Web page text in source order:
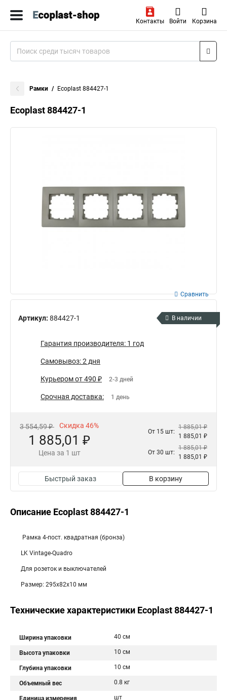
Контакты Войти Корзина
Рамки Ecoplast 884427-1
Ecoplast 884427-1
Артикул: 884427-1
Сравнить
В наличии
Гарантия производителя: 1 год
Самовывоз: 2 дня
Курьером от 490 ₽ 2-3 дней
Срочная доставка: 1 день
3 554,59 ₽ Скидка 46%
1 885,01 ₽
Цена за 1 шт
От 15 шт:
1 885,01 ₽
1 885,01 ₽
От 30 шт:
1 885,01 ₽
1 885,01 ₽
Быстрый заказ В корзину
Описание Ecoplast 884427-1
Рамка 4-пост. квадратная (бронза)
LK Vintage-Quadro
Для розеток и выключателей
Размер: 295х82х10 мм
Технические характеристики Ecoplast 884427-1
Ширина упаковки 40 см
Высота упаковки 10 см
Глубина упаковки 10 см
Объемный вес 0.8 кг
Единица измерения шт